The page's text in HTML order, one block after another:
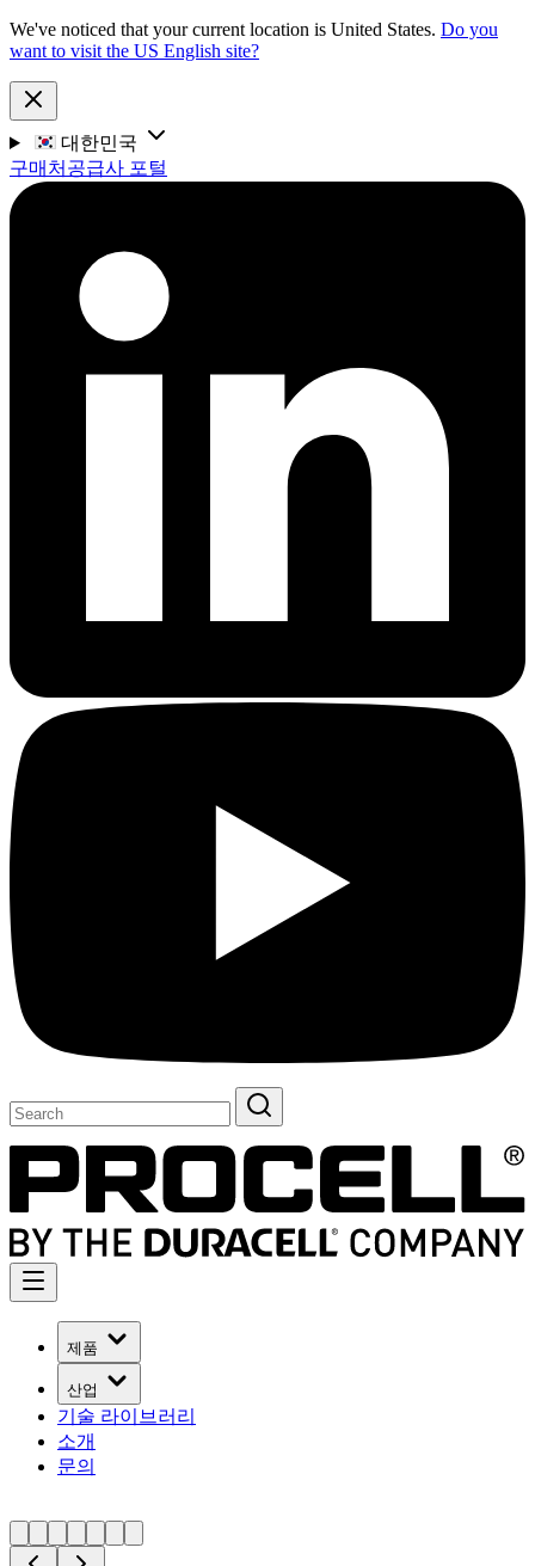
We've noticed that your current location is United States. Do you
want to visit the US English site?
대한민국
구매처 공급사 포털
제품
산업
기술 라이브러리
소개
문의